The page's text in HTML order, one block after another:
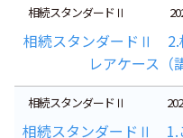
相続スタンダードⅡ
相続スタンダードⅡ 2.
レアケース（
相続スタンダードⅡ
相続スタンダードⅡ 1.